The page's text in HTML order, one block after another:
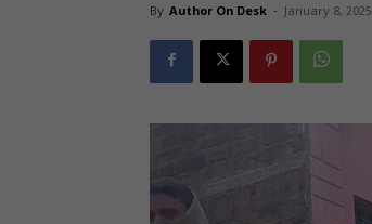
By Author On Desk - January 8, 2025